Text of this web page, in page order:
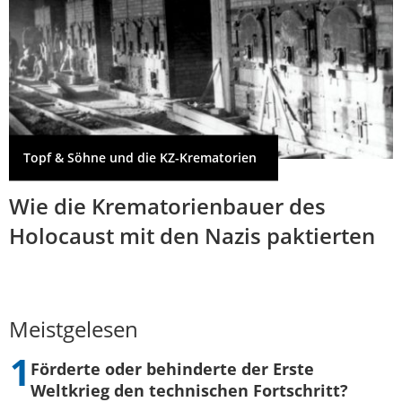
Topf & Söhne und die KZ-Krematorien
Wie die Krematorienbauer des
Holocaust mit den Nazis paktierten
Meistgelesen
Förderte oder behinderte der Erste
Weltkrieg den technischen Fortschritt?